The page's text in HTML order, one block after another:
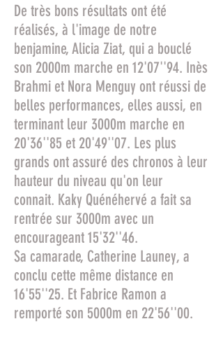
De très bons résultats ont été
réalisés, à l'image de notre
benjamine, Alicia Ziat, qui a bouclé
son 2000m marche en 12'07''94. Inès
Brahmi et Nora Menguy ont réussi de
belles performances, elles aussi, en
terminant leur 3000m marche en
20'36''85 et 20'49''07. Les plus
grands ont assuré des chronos à leur
hauteur du niveau qu'on leur
connait. Kaky Quénéhervé a fait sa
rentrée sur 3000m avec un
encourageant 15'32''46.
Sa camarade, Catherine Launey, a
conclu cette même distance en
16'55''25. Et Fabrice Ramon a
remporté son 5000m en 22'56''00.